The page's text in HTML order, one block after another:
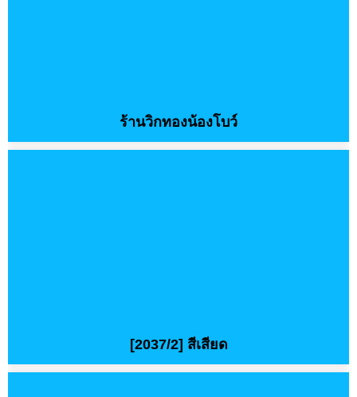
ร้านวิกทองน้องโบว์
[2037/2] สีเสียด